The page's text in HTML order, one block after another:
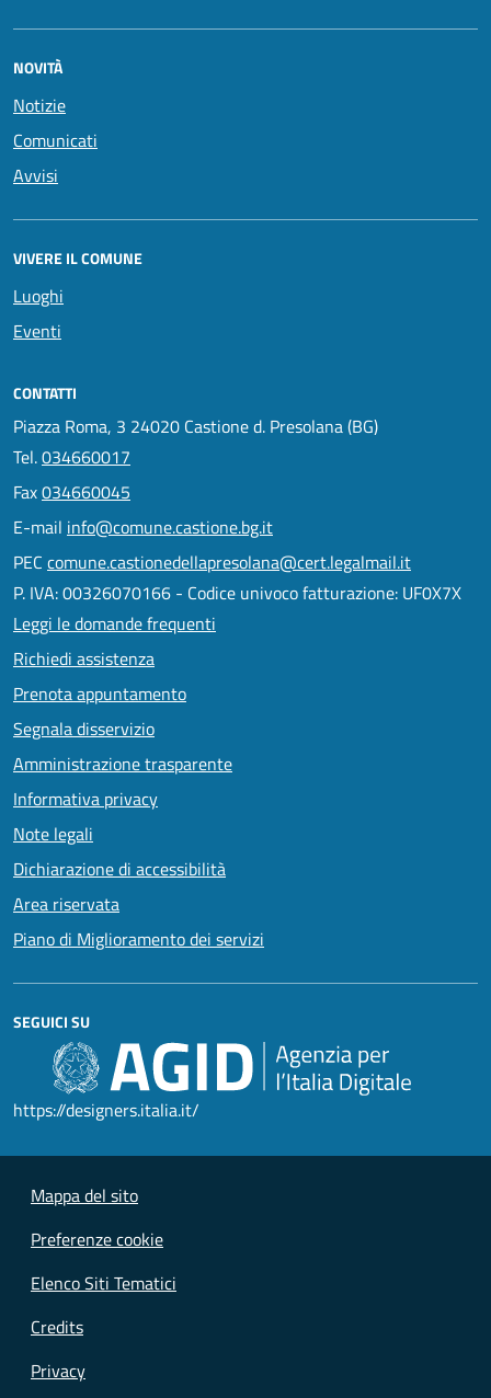
NOVITÀ
Notizie
Comunicati
Avvisi
VIVERE IL COMUNE
Luoghi
Eventi
CONTATTI
Piazza Roma, 3 24020 Castione d. Presolana (BG)
Tel.034660017
Fax034660045
E-mail info@comune.castione.bg.it
PEC comune.castionedellapresolana@cert.legalmail.it
P. IVA: 00326070166 - Codice univoco fatturazione: UF0X7X
Leggi le domande frequenti
Richiedi assistenza
Prenota appuntamento
Segnala disservizio
Amministrazione trasparente
Informativa privacy
Note legali
Dichiarazione di accessibilità
Area riservata
Piano di Miglioramento dei servizi
SEGUICI SU
https://designers.italia.it/
Mappa del sito
Preferenze cookie
Elenco Siti Tematici
Credits
Privacy